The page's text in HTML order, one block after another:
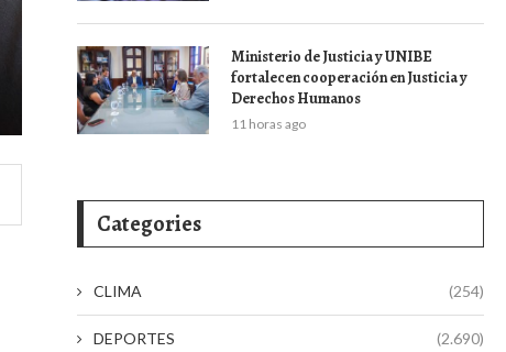
Ministerio de Justicia y UNIBE
fortalecen cooperación en Justicia y
Derechos Humanos
11 horas ago
Categories
CLIMA (254)
DEPORTES (2.690)